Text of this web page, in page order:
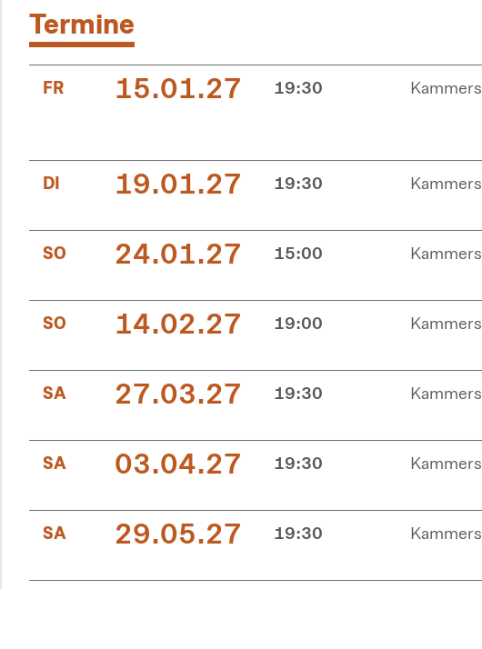
Termine
FR 15.01.27 19:30
DI 19.01.27 19:30
SO 24.01.27 15:00
SO 14.02.27 19:00
SA 27.03.27 19:30
SA 03.04.27 19:30
SA 29.05.27 19:30